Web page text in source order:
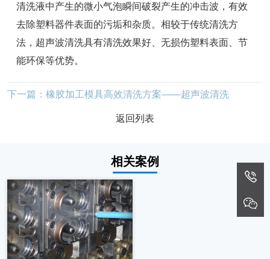
清洗液中产生的微小气泡瞬间破裂产生的冲击波，有效
去除塑料器件表面的污垢和杂质。相较于传统清洗方
法，超声波清洗具有清洗效果好、无损伤塑料表面、节
能环保等优势。
返回列表
下一篇：橡胶加工模具高效清洗方案——超声波清洗
相关案例